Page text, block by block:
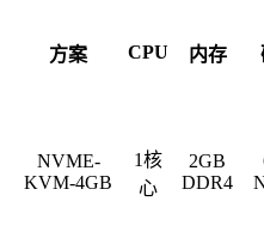
方案 CPU 内存
NVME-
KVM-4GB
1核
心
2GB
DDR4